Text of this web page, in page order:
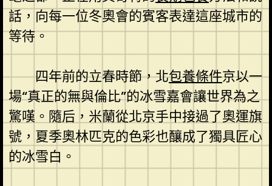
話，向每一位冬奧會的賓客表達這座城市的
等待。
四年前的立春時節，北包養條件京以一
場“真正的無與倫比”的冰雪嘉會讓世界為之
驚嘆。隨后，米蘭從北京手中接過了奧運旗
號，夏季奧林匹克的色彩也釀成了獨具匠心
的冰雪白。